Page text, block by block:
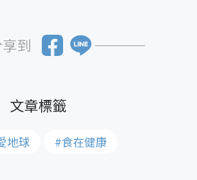
到
地球 #食在健康